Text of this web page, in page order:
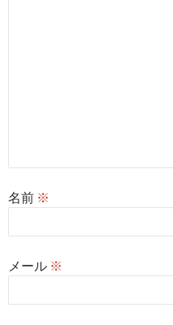
名前 ※
メール ※